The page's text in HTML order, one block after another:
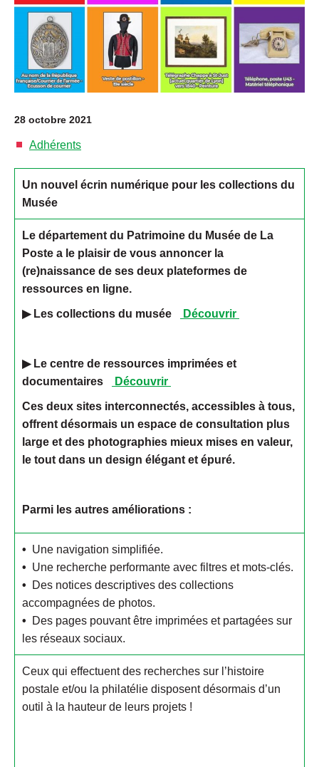
28 octobre 2021
Adhérents
Un nouvel écrin numérique pour les collections du
Musée
Le département du Patrimoine du Musée de La
Poste a le plaisir de vous annoncer la
(re)naissance de ses deux plateformes de
ressources en ligne.
▶Les collections du musée Découvrir
▶Le centre de ressources imprimées et
documentaires
Découvrir
Ces deux sites interconnectés, accessibles à tous,
offrent désormais un espace de consultation plus
large et des photographies mieux mises en valeur,
le tout dans un design élégant et épuré.
Parmi les autres améliorations :
• Une navigation simplifiée.
• Une recherche performante avec filtres et mots-clés.
•
Des notices descriptives des collections
accompagnées de photos.
•
Des pages pouvant être imprimées et partagées sur
les réseaux sociaux.
Ceux qui effectuent des recherches sur l’histoire
postale et/ou la philatélie disposent désormais d’un
outil à la hauteur de leurs projets !